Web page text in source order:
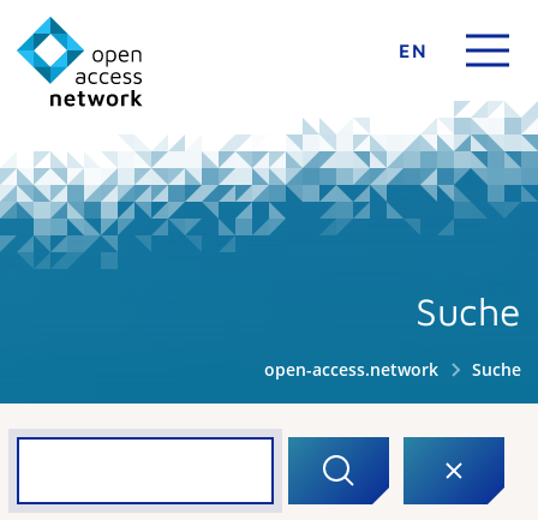
EN
Suche
open-access.network Suche